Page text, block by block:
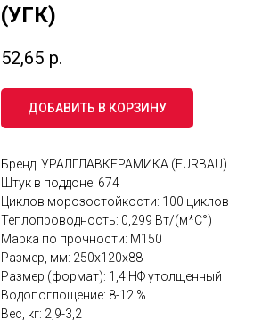
(УГК)
52,65 р.
ДОБАВИТЬ В КОРЗИНУ
Бренд: УРАЛГЛАВКЕРАМИКА (FURBAU)
Штук в поддоне: 674
Циклов морозостойкости: 100 циклов
Теплопроводность: 0,299 Вт/(м*С°)
Марка по прочности: М150
Размер, мм: 250x120x88
Размер (формат): 1,4 НФ утолщенный
Водопоглощение: 8-12 %
Вес, кг: 2,9-3,2